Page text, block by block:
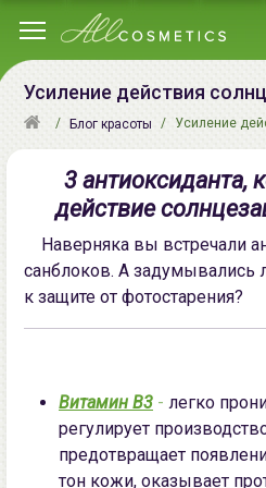
Усиление действия
Блог красоты Усиление
3 антиоксиданта,
действие
Наверняка вы встречали
санблоков. А задумывались
к защите от фотостарения?
Витамин В3 - легко
регулирует
предотвращает
тон кожи, оказывает